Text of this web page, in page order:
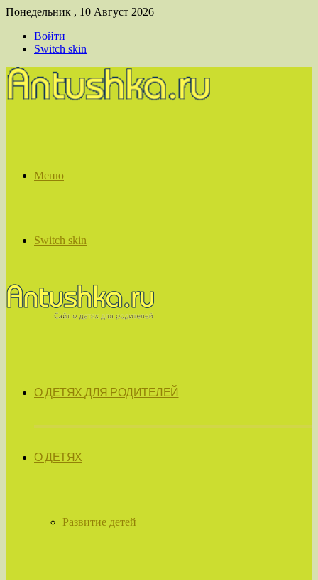
Понедельник , 10 Август 2026
Войти
Switch skin
Меню
Switch skin
О ДЕТЯХ ДЛЯ РОДИТЕЛЕЙ
О ДЕТЯХ
Развитие детей